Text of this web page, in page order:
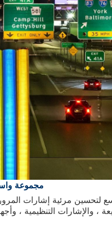
مجموعة
لتحسين مرئية إشارات